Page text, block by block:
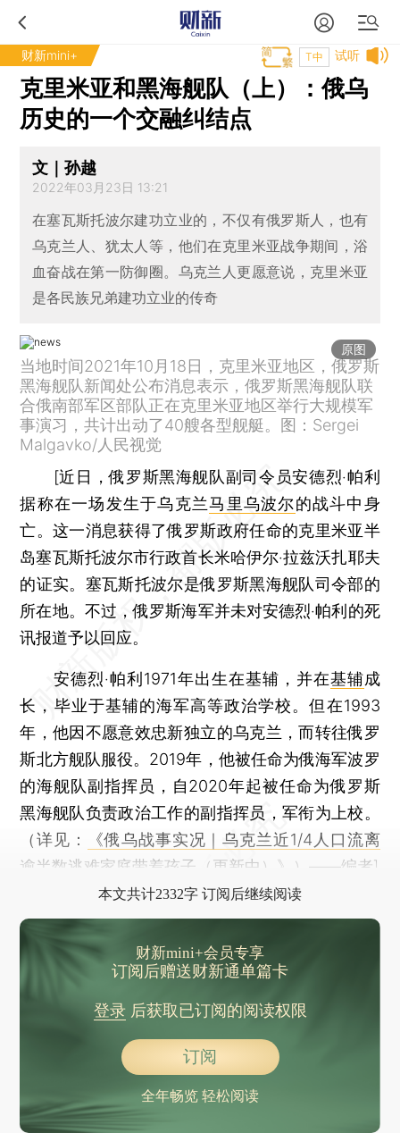
财新mini+ 试听
T中
克里米亚和黑海舰队（上）：俄乌
历史的一个交融纠结点
文｜孙越
2022年03月23日 13:21
在塞瓦斯托波尔建功立业的，不仅有俄罗斯人，也有
乌克兰人、犹太人等，他们在克里米亚战争期间，浴
血奋战在第一防御圈。乌克兰人更愿意说，克里米亚
是各民族兄弟建功立业的传奇
原图
当地时间2021年10月18日，克里米亚地区，俄罗斯
黑海舰队新闻处公布消息表示，俄罗斯黑海舰队联
合俄南部军区部队正在克里米亚地区举行大规模军
事演习，共计出动了40艘各型舰艇。图：Sergei
Malgavko/人民视觉
[近日，俄罗斯黑海舰队副司令员安德烈‧帕利
据称在一场发生于乌克兰马里乌波尔的战斗中身
亡。这一消息获得了俄罗斯政府任命的克里米亚半
岛塞瓦斯托波尔市行政首长米哈伊尔‧拉兹沃扎耶夫
的证实。塞瓦斯托波尔是俄罗斯黑海舰队司令部的
所在地。不过，俄罗斯海军并未对安德烈‧帕利的死
讯报道予以回应。
安德烈‧帕利1971年出生在基辅，并在基辅成
长，毕业于基辅的海军高等政治学校。但在1993
年，他因不愿意效忠新独立的乌克兰，而转往俄罗
斯北方舰队服役。2019年，他被任命为俄海军波罗
的海舰队副指挥员，自2020年起被任命为俄罗斯
黑海舰队负责政治工作的副指挥员，军衔为上校。
（详见：
《俄乌战事实况｜乌克兰近1/4人口流离
逾半数逃难家庭带着孩子（更新中）》
）——编者]
本文共计2332字 订阅后继续阅读
财新mini+会员专享
订阅后赠送财新通单篇卡
登录后获取已订阅的阅读权限
订阅
全年畅览 轻松阅读